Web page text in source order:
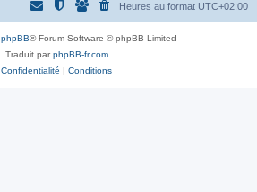
Heures au format UTC+02:00
phpBB® Forum Software © phpBB Limited
Traduit parphpBB-fr.com
Confidentialité | Conditions